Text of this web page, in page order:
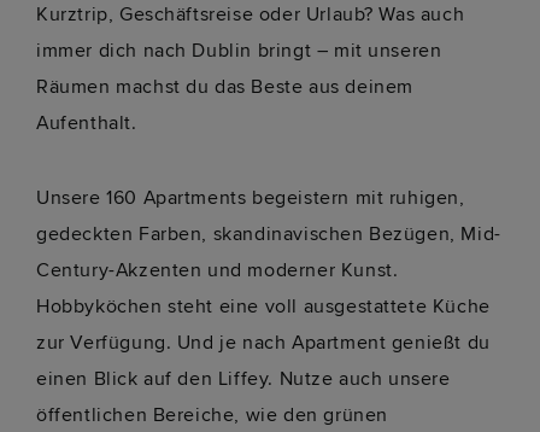
Kurztrip, Geschäftsreise oder Urlaub? Was auch
immer dich nach Dublin bringt – mit unseren
Räumen machst du das Beste aus deinem
Aufenthalt.
Unsere 160 Apartments begeistern mit ruhigen,
gedeckten Farben, skandinavischen Bezügen, Mid-
Century-Akzenten und moderner Kunst.
Hobbyköchen steht eine voll ausgestattete Küche
zur Verfügung. Und je nach Apartment genießt du
einen Blick auf den Liffey. Nutze auch unsere
öffentlichen Bereiche, wie den grünen